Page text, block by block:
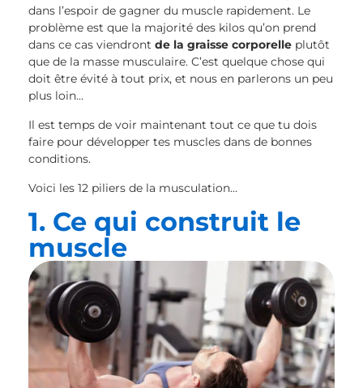
dans l’espoir de gagner du muscle rapidement. Le
problème est que la majorité des kilos qu’on prend
dans ce cas viendront de la graisse corporelle plutôt
que de la masse musculaire. C’est quelque chose qui
doit être évité à tout prix, et nous en parlerons un peu
plus loin…
Il est temps de voir maintenant tout ce que tu dois
faire pour développer tes muscles dans de bonnes
conditions.
Voici les 12 piliers de la musculation…
1. Ce qui construit le
muscle